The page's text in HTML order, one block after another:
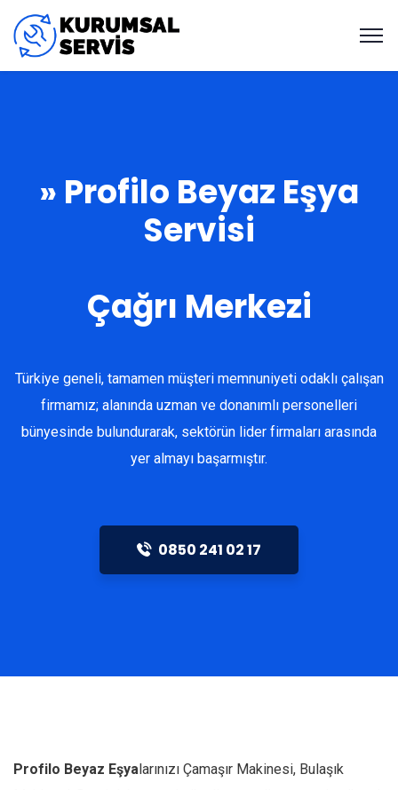
» Profilo Beyaz Eşya
Servisi
Çağrı Merkezi
Türkiye geneli, tamamen müşteri memnuniyeti odaklı çalışan
firmamız; alanında uzman ve donanımlı personelleri
bünyesinde bulundurarak, sektörün lider firmaları arasında
yer almayı başarmıştır.
0850 241 02 17
Profilo Beyaz Eşyalarınızı Çamaşır Makinesi, Bulaşık